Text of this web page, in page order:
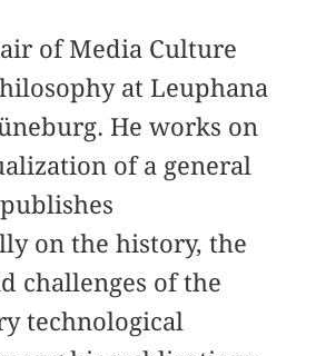
of Media Culture
at Leuphana
He works on
of a general
on the history, the
challenges of the
technological